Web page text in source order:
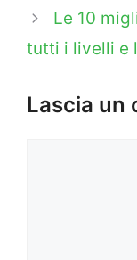
Le 10
tutti i livelli e
Lascia un